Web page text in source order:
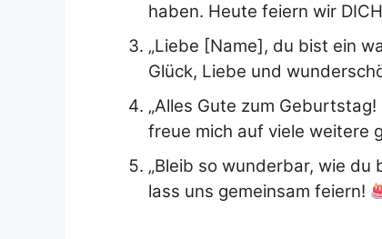
haben. Heute feiern wir
„Liebe [Name], du bist ein
Glück, Liebe und
„Alles Gute zum
freue mich auf viele weitere
„Bleib so wunderbar, wie
lass uns gemeinsam feiern!